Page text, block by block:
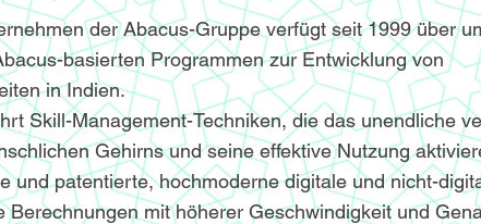
der Abacus-Gruppe verfügt seit 1999 über
basierten Programmen zur Entwicklung von
in Indien.
Skill-Management-Techniken, die das unendliche
Gehirns und seine effektive Nutzung
und patentierte, hochmoderne digitale und nicht-
Berechnungen mit höherer Geschwindigkeit und